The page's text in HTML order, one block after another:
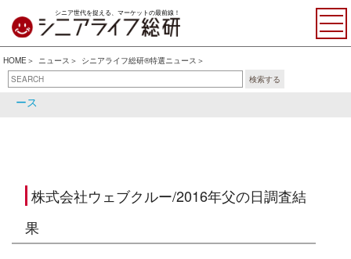
シニア世代を捉える、マーケットの最前線！
HOME ニュース
シニアライフ総研®特選ニュース
検索する
シニアライフ総研®特選ニュ
ース
シニア関連ニュース
株式会社ウェブクルー/2016年父の日調査結
果